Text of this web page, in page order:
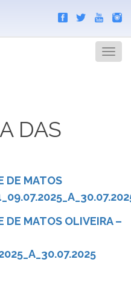
Menu
DAS
DE MATOS
DE MATOS OLIVEIRA –